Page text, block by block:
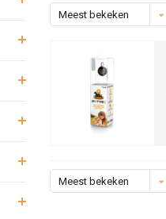
Meest bekeken
Meest bekeken